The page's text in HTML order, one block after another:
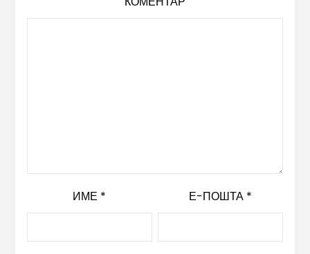
ИМЕ * Е-ПОШТА *